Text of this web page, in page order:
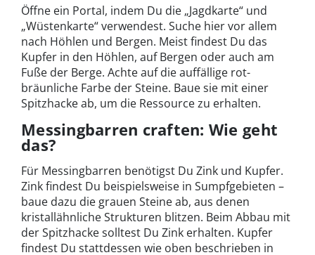
Öffne ein Portal, indem Du die „Jagdkarte“ und
„Wüstenkarte“ verwendest. Suche hier vor allem
nach Höhlen und Bergen. Meist findest Du das
Kupfer in den Höhlen, auf Bergen oder auch am
Fuße der Berge. Achte auf die auffällige rot-
bräunliche Farbe der Steine. Baue sie mit einer
Spitzhacke ab, um die Ressource zu erhalten.
Messingbarren craften: Wie geht
das?
Für Messingbarren benötigst Du Zink und Kupfer.
Zink findest Du beispielsweise in Sumpfgebieten –
baue dazu die grauen Steine ab, aus denen
kristallähnliche Strukturen blitzen. Beim Abbau mit
der Spitzhacke solltest Du Zink erhalten. Kupfer
findest Du stattdessen wie oben beschrieben in